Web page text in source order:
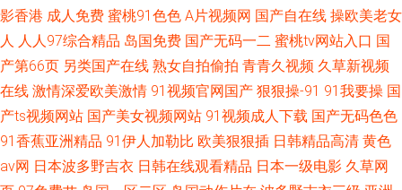
影香港 成人免费 蜜桃91色色 A片视频网 国产自在线 操欧美老女
人 人人97综合精品 岛国免费 国产无码一二 蜜桃tv网站入口 国
产第66页 另类国产在线 熟女自拍偷拍 青青久视频 久草新视频
在线 激情深爱欧美激情 91视频官网国产 狠狠操-91 91我要操 国
产ts视频网站 国产美女视频网站 91视频成人下载 国产无码色色
91香蕉亚洲精品 91伊人加勒比 欧美狠狠插 日韩精品高清 黄色
av网 日本波多野吉衣 日韩在线观看精品 日本一级电影 久草网